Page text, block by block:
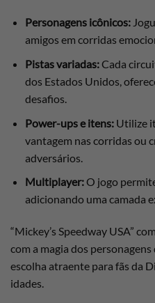
Personagens icônicos:
amigos em corridas
Pistas variadas:Cada
dos Estados Unidos,
desafios.
Power-ups e itens:Utilize
vantagem nas corridas ou
adversários.
Multiplayer:O jogo
adicionando uma camada
“Mickey’s Speedway USA”
com a magia dos
escolha atraente para fãs da
idades.